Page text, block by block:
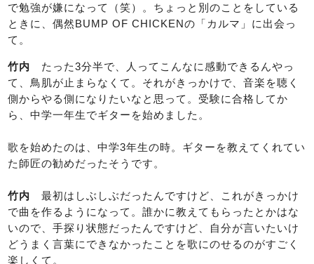
で勉強が嫌になって（笑）。ちょっと別のことをしている
ときに、偶然BUMP OF CHICKENの「カルマ」に出会っ
て。
竹内 たった3分半で、人ってこんなに感動できるんやっ
て、鳥肌が止まらなくて。それがきっかけで、音楽を聴く
側からやる側になりたいなと思って。受験に合格してか
ら、中学一年生でギターを始めました。
歌を始めたのは、中学3年生の時。ギターを教えてくれてい
た師匠の勧めだったそうです。
竹内 最初はしぶしぶだったんですけど、これがきっかけ
で曲を作るようになって。誰かに教えてもらったとかはな
いので、手探り状態だったんですけど、自分が言いたいけ
どうまく言葉にできなかったことを歌にのせるのがすごく
楽しくて。